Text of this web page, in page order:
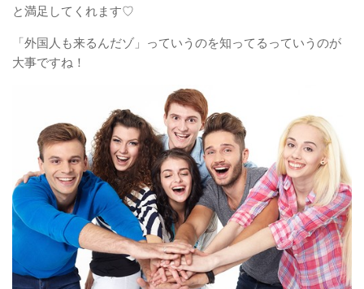
と満足してくれます♡
「外国人も来るんだゾ」っていうのを知ってるっていうのが
大事ですね！